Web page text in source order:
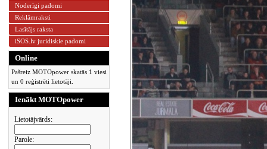
Noderīgi padomi
Reklāmraksti
Lasītājs raksta
iSOS.lv juridiskie padomi
Online
Pašreiz MOTOpower skatās 1 viesi
un 0 reģistrēti lietotāji.
Ienākt MOTOpower
Lietotājvārds:
Parole: